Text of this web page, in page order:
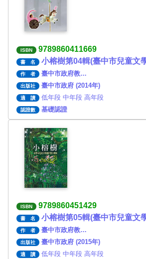
ISBN 9789860411669
書 名 小榕樹第04輯(臺中市兒童文
作 者 臺中市政府教…
出版社 臺中市政府 (2014年)
適 讀 低年段 中年段 高年段
認證數 基礎認證
ISBN 9789860451429
書 名 小榕樹第05輯(臺中市兒童文
作 者 臺中市政府教…
出版社 臺中市政府 (2015年)
適 讀 低年段 中年段 高年段